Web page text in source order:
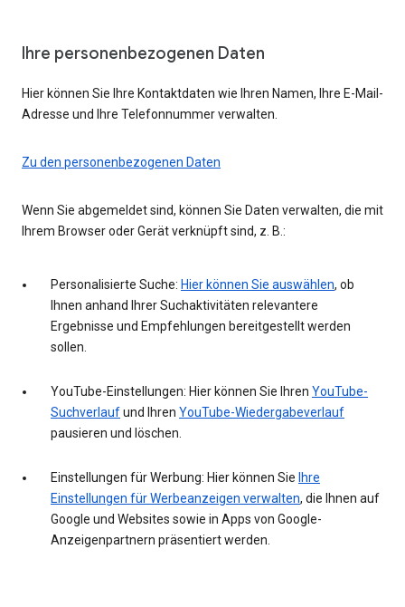
Ihre personenbezogenen Daten
Hier können Sie Ihre Kontaktdaten wie Ihren Namen, Ihre E-Mail-
Adresse und Ihre Telefonnummer verwalten.
Zu den personenbezogenen Daten
Wenn Sie abgemeldet sind, können Sie Daten verwalten, die mit
Ihrem Browser oder Gerät verknüpft sind, z. B.:
Personalisierte Suche: Hier können Sie auswählen, ob
Ihnen anhand Ihrer Suchaktivitäten relevantere
Ergebnisse und Empfehlungen bereitgestellt werden
sollen.
YouTube-Einstellungen: Hier können Sie Ihren YouTube-
Suchverlaufund Ihren YouTube-Wiedergabeverlauf
pausieren und löschen.
Einstellungen für Werbung: Hier können Sie Ihre
Einstellungen für Werbeanzeigen verwalten, die Ihnen auf
Google und Websites sowie in Apps von Google-
Anzeigenpartnern präsentiert werden.